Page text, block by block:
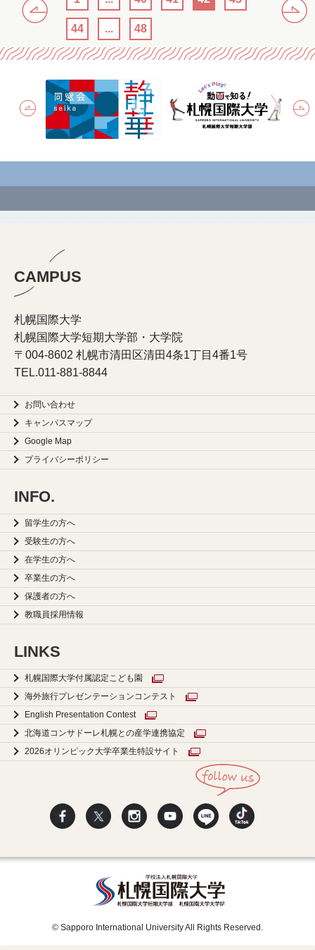
44 ... 48
CAMPUS
札幌国際大学
札幌国際大学短期大学部・大学院
〒004-8602 札幌市清田区清田4条1丁目4番1号
TEL.011-881-8844
お問い合わせ
キャンパスマップ
Google Map
プライバシーポリシー
INFO.
留学生の方へ
受験生の方へ
在学生の方へ
卒業生の方へ
保護者の方へ
教職員採用情報
LINKS
札幌国際大学付属認定こども園
海外旅行プレゼンテーションコンテスト
English Presentation Contest
北海道コンサドーレ札幌との産学連携協定
2026オリンピック大学卒業生特設サイト
© Sapporo International University All Rights Reserved.